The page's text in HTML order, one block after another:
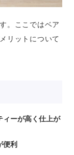
。ここではベア
リットについて
ーが高く仕上が
便利